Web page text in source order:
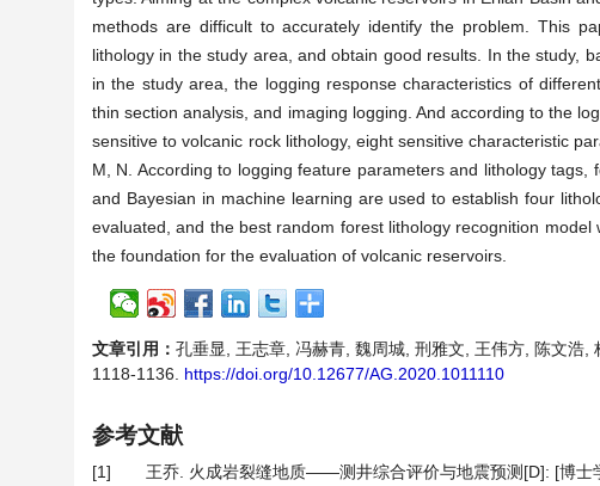
methods are difficult to accurately identify the problem. This
lithology in the study area, and obtain good results. In the study,
in the study area, the logging response characteristics of
thin section analysis, and imaging logging. And according to the
sensitive to volcanic rock lithology, eight sensitive characteristic
M, N. According to logging feature parameters and lithology
and Bayesian in machine learning are used to establish four
evaluated, and the best random forest lithology recognition
the foundation for the evaluation of volcanic reservoirs.
文章引用： 孔垂显, 王志章, 冯赫青, 魏周城, 刑雅文, 王伟方, 陈文浩
1118-1136. https://doi.org/10.12677/AG.2020.1011110
参考文献
[1]
王乔. 火成岩裂缝地质——测井综合评价与地震预测[D]: [博士